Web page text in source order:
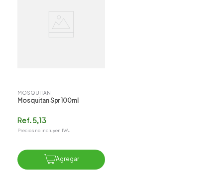
MOSQUITAN
Mosquitan Spr 100ml
Ref.5,13
Precios no incluyen IVA.
Agregar